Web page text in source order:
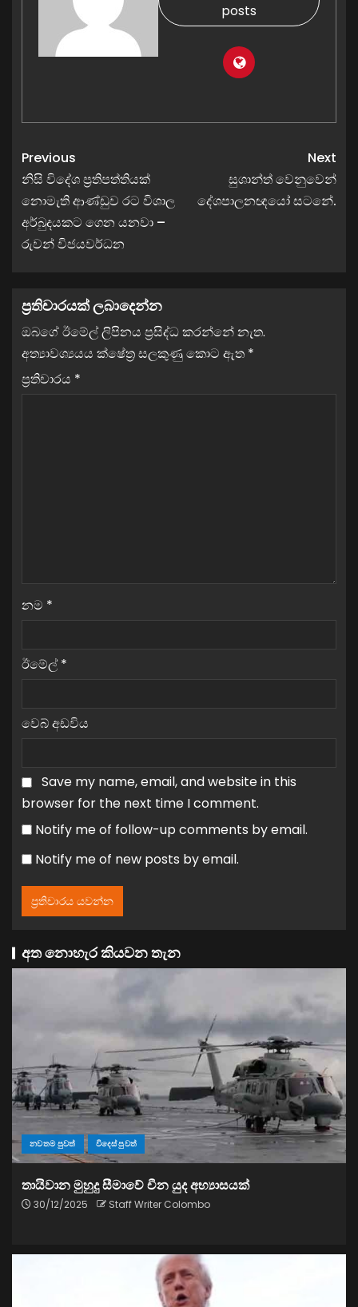
posts
Previous
නිසි විදේශ ප්‍රතිපත්තියක්
නොමැති ආණ්ඩුව රට විශාල
අර්බුදයකට ගෙන යනවා –
රුවන් විජයවර්ධන
Next
සුශාන්ත් වෙනුවෙන්
දේශපාලනඥයෝ සටනේ.
ප්‍රතිචාරයක් ලබාදෙන්න
ඔබගේ ඊමේල් ලිපිනය ප්‍රසිද්ධ කරන්නේ නැත.
අත්‍යාවශ්‍යයය ක්ෂේත්‍ර සලකුණු කොට ඇත *
ප්‍රතිචාරය *
නම *
ඊමේල් *
වෙබ් අඩවිය
Save my name, email, and website in this
browser for the next time I comment.
Notify me of follow-up comments by email.
Notify me of new posts by email.
අත නොහැර කියවන තැන
නවතම පුවත් විදෙස් පුවත්
තායිවාන මුහුදු සීමාවේ චීන යුද අභ්‍යාසයක්
30/12/2025 Staff Writer Colombo